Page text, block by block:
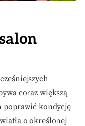
coraz większą
poprawić kondycję
o określonej